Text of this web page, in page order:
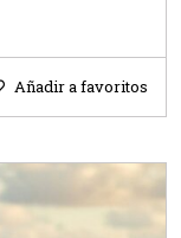
Añadir a favoritos